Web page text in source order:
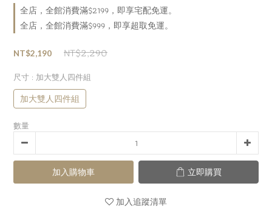
全店，全館消費滿$2199，即享宅配免運。
全店，全館消費滿$999，即享超取免運。
NT$2,290
NT$2,190
尺寸 : 加大雙人四件組
加大雙人四件組
數量
加入購物車 立即購買
加入追蹤清單